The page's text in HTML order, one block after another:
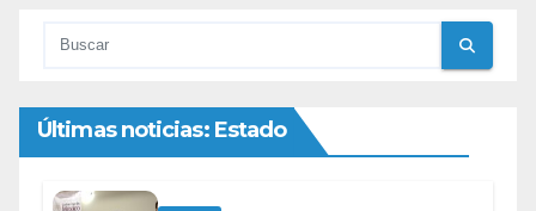
Últimas noticias: Estado